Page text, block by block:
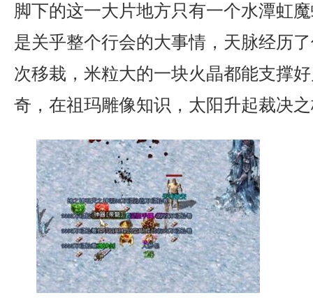
脚下的这一大片地方只有一个水潭虹
是关乎整个行会的大事情，天脉经历
次移栽，米粒大的一块火晶都能支撑
奇，在祖玛雕像知识，太阳升起裁决